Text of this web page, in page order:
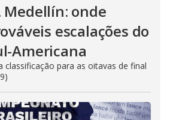
Medellín: onde
escalações do
Americana
classificação para as oitavas de final